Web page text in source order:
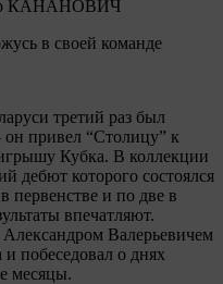
КАНАНОВИЧ
в своей команде
третий раз был
привел “Столицу” к
Кубка. В коллекции
дебют которого состоялся
первенстве и по две в
впечатляют.
Валерьевичем
побеседовал о днях
месяцы.